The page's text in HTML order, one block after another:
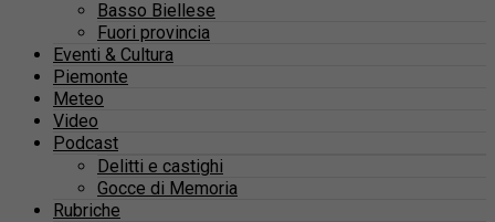
Basso Biellese
Fuori provincia
Eventi & Cultura
Piemonte
Meteo
Video
Podcast
Delitti e castighi
Gocce di Memoria
Rubriche